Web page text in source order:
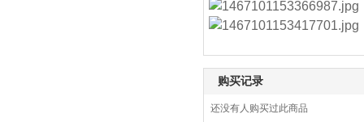
购买记录
还没有人购买过此商品